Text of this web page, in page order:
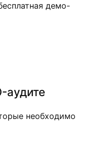
демо-
аудите
необходимо